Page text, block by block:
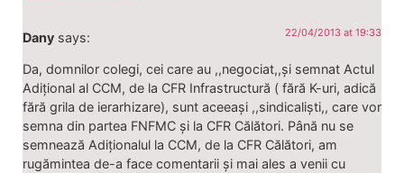
Dany says: 22/04/2013 at 19:33
Da, domnilor colegi, cei care au ,,negociat,,și semnat Actul
Adițional al CCM, de la CFR Infrastructură ( fără K-uri, adică
fără grila de ierarhizare), sunt aceeași ,,sindicaliști,, care vor
semna din partea FNFMC și la CFR Călători. Până nu se
semnează Adiționalul la CCM, de la CFR Călători, am
rugămintea de-a face comentarii și mai ales a venii cu